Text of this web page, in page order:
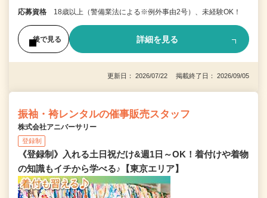
応募資格 18歳以上（警備業法による※例外事由2号）、未経験OK！
後で見る 詳細を見る
更新日： 2026/07/22 掲載終了日： 2026/09/05
振袖・袴レンタルの催事販売スタッフ
株式会社アニバーサリー
登録制
《登録制》入れる土日祝だけ&週1日～OK！着付けや着物
の知識もイチから学べる♪【東京エリア】